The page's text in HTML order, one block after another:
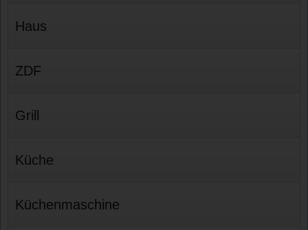
Haus
ZDF
Grill
Küche
Küchenmaschine